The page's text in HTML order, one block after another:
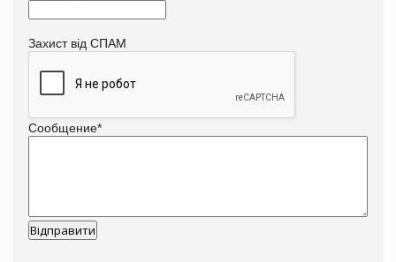
Захист від СПАМ
Сообщение*